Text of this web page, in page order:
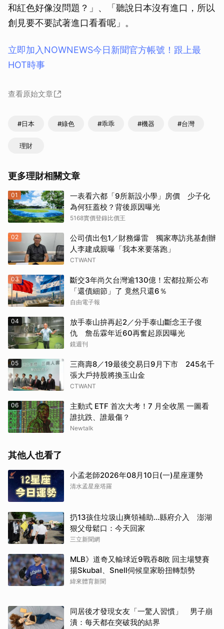
和紅色好像沒問題？」、「聽說日本沒有進口，所以
創見要不要試著進口看看呢」。
立即加入NOWNEWS今⽇新聞官⽅帳號！跟上最
HOT時事
查看原始文章
#日本 #綠色 #乖乖 #機器 #台灣
理財
更多理財相關文章
01
一表看六都「9所新設小學」房價 少子化
為何狂蓋校？背後原因曝光
5168實價登錄比價王
02
公司債出包1／財務爆雷 獨家專訪兆基創辦
人李建成親曝「我本來要落跑」
CTWANT
03
斷交3年尚欠台灣逾130億！宏都拉斯公布
「還債細節」了 竟然只還6％
自由電子報
04
放手泰山拚再起2／分手泰山斷念王子復
仇 詹岳霖年近60再奮起原因曝光
鏡週刊
05
三商壽8／19最後交易日9月下市 245名千
張大戶持股將換玉山金
CTWANT
06
主動式 ETF 首次大考！7 月全收黑 一圖看
誰抗跌、誰最傷？
Newtalk
其他人也看了
小孟老師2026年08月10日(一)星座運勢
清水孟星座塔羅
扔13孩住垃圾山爽領補助…縣府介入 澎湖
狠父母鬆口：今天回家
三立新聞網
MLB》道奇又輸球近9戰吞8敗 回主場雙賽
揚Skubal、Snell伺候皇家盼扭轉頹勢
緯來體育新聞
同居後才發現女友「一驚人習慣」 男子崩
潰：每天都在突破我的結界